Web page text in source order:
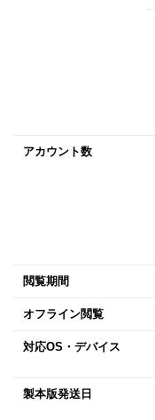
アカウント数
閲覧期間
オフライン閲覧
対応OS・デバイス
製本版発送日